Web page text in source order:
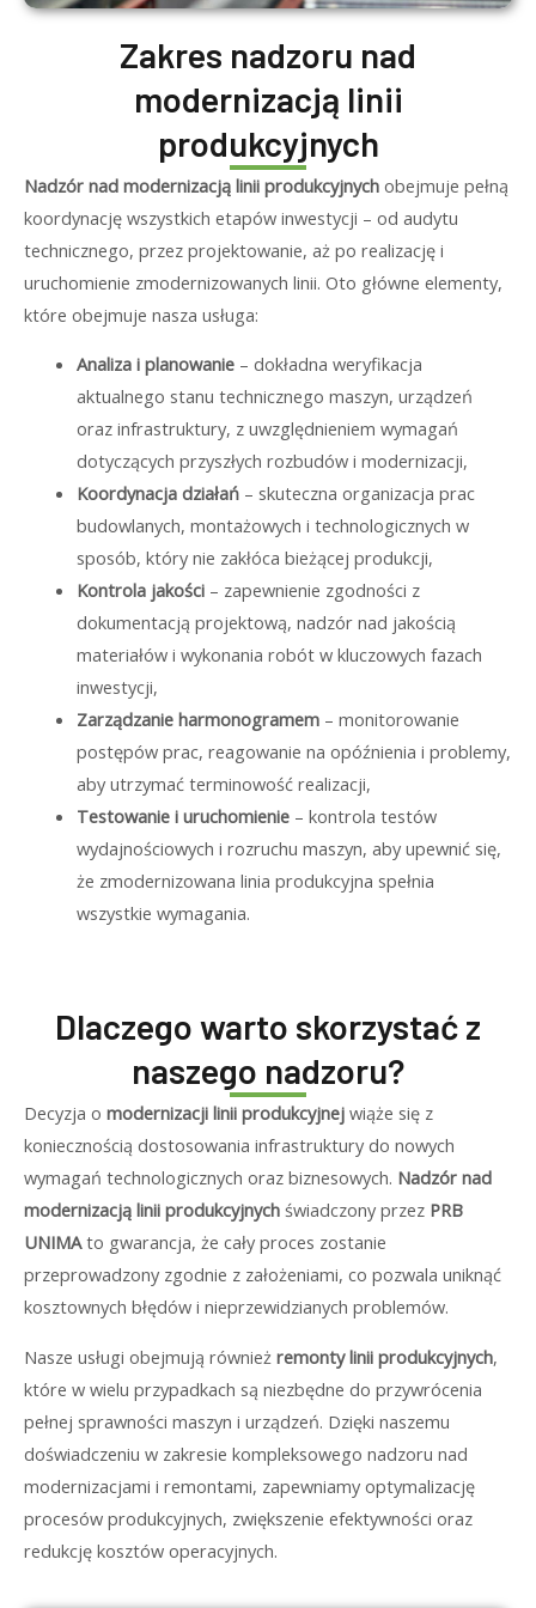
Zakres nadzoru nad
modernizacją linii
produkcyjnych
Nadzór nad modernizacją linii produkcyjnych obejmuje pełną
koordynację wszystkich etapów inwestycji – od audytu
technicznego, przez projektowanie, aż po realizację i
uruchomienie zmodernizowanych linii. Oto główne elementy,
które obejmuje nasza usługa:
Analiza i planowanie– dokładna weryfikacja
aktualnego stanu technicznego maszyn, urządzeń
oraz infrastruktury, z uwzględnieniem wymagań
dotyczących przyszłych rozbudów i modernizacji,
Koordynacja działań– skuteczna organizacja prac
budowlanych, montażowych i technologicznych w
sposób, który nie zakłóca bieżącej produkcji,
Kontrola jakości– zapewnienie zgodności z
dokumentacją projektową, nadzór nad jakością
materiałów i wykonania robót w kluczowych fazach
inwestycji,
Zarządzanie harmonogramem– monitorowanie
postępów prac, reagowanie na opóźnienia i problemy,
aby utrzymać terminowość realizacji,
Testowanie i uruchomienie– kontrola testów
wydajnościowych i rozruchu maszyn, aby upewnić się,
że zmodernizowana linia produkcyjna spełnia
wszystkie wymagania.
Dlaczego warto skorzystać z
naszego nadzoru?
Decyzja o modernizacji linii produkcyjnej wiąże się z
koniecznością dostosowania infrastruktury do nowych
wymagań technologicznych oraz biznesowych. Nadzór nad
modernizacją linii produkcyjnych świadczony przez PRB
UNIMAto gwarancja, że cały proces zostanie
przeprowadzony zgodnie z założeniami, co pozwala uniknąć
kosztownych błędów i nieprzewidzianych problemów.
Nasze usługi obejmują również remonty linii produkcyjnych,
które w wielu przypadkach są niezbędne do przywrócenia
pełnej sprawności maszyn i urządzeń. Dzięki naszemu
doświadczeniu w zakresie kompleksowego nadzoru nad
modernizacjami i remontami, zapewniamy optymalizację
procesów produkcyjnych, zwiększenie efektywności oraz
redukcję kosztów operacyjnych.